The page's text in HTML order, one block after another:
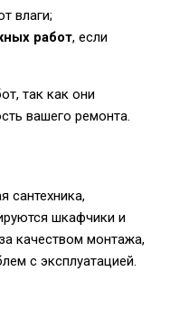
влаги;
работ, если
так как они
вашего ремонта.
сантехника,
шкафчики и
качеством монтажа,
с эксплуатацией.